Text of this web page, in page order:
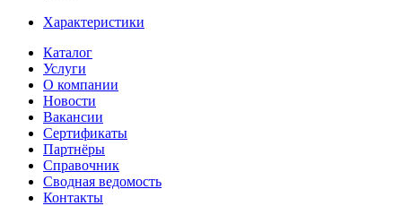
Характеристики
Каталог
Услуги
О компании
Новости
Вакансии
Сертификаты
Партнёры
Справочник
Сводная ведомость
Контакты